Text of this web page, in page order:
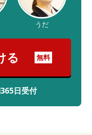
うだ
る 無料
日受付